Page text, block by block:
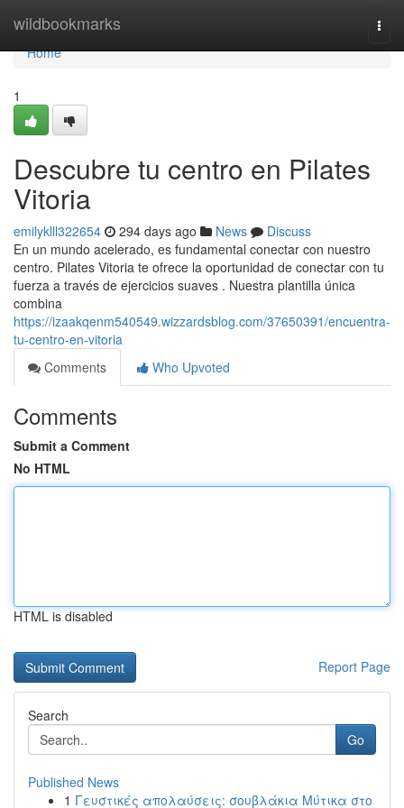
wildbookmarks
Home
Home
1
Descubre tu centro en Pilates
Vitoria
emilyklll322654 294 days ago News
Discuss
En un mundo acelerado, es fundamental conectar con nuestro
centro. Pilates Vitoria te ofrece la oportunidad de conectar con tu
fuerza a través de ejercicios suaves . Nuestra plantilla única
combina
https://izaakqenm540549.wizzardsblog.com/37650391/encuentra-
tu-centro-en-vitoria
Comments
Who Upvoted
Comments
Submit a Comment
No HTML
HTML is disabled
Report Page
Search
Go
Published News
1 Γευστικές απολαύσεις: σουβλάκια Μύτικα στο